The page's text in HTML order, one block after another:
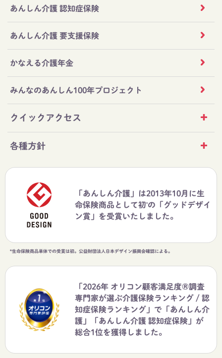
あんしん介護 認知症保険
あんしん介護 要支援保険
かなえる介護年金
みんなのあんしん100年プロジェクト
クイックアクセス
各種方針
「あんしん介護」は2013年10月に生
命保険商品として初*の「グッドデザイ
ン賞」を受賞いたしました。
*生命保険商品単体での受賞は初。公益財団法人日本デザイン振興会確認による。
「2026年 オリコン顧客満足度®調査
専門家が選ぶ介護保険ランキング / 認
知症保険ランキング」で「あんしん介
護」「あんしん介護 認知症保険」が
総合1位を獲得しました。